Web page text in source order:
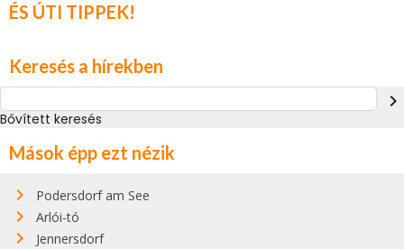
ÉS ÚTI TIPPEK!
Keresés a hírekben
navigate_next
Bővített keresés
Mások épp ezt nézik
Podersdorf am See
Arlói-tó
Jennersdorf